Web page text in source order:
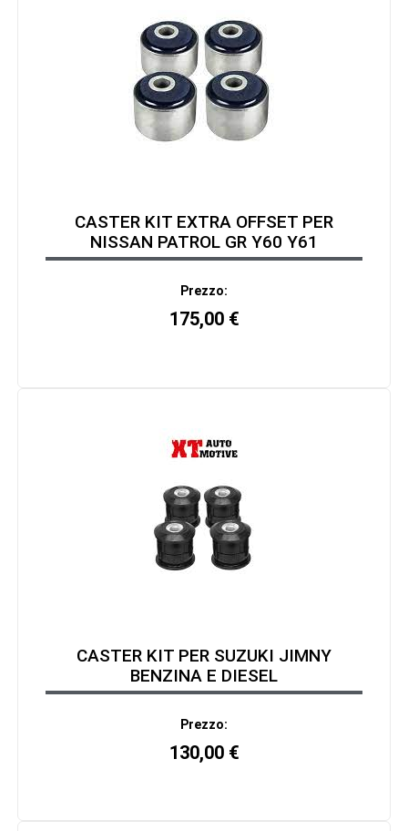
CASTER KIT EXTRA OFFSET PER
NISSAN PATROL GR Y60 Y61
Prezzo:
175,00 €
CASTER KIT PER SUZUKI JIMNY
BENZINA E DIESEL
Prezzo:
130,00 €